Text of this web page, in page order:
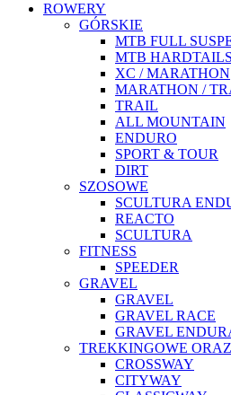
ROWERY
GÓRSKIE
MTB FULL
MTB HARDTAILS
XC / MARATHON
MARATHON /
TRAIL
ALL MOUNTAIN
ENDURO
SPORT & TOUR
DIRT
SZOSOWE
SCULTURA
REACTO
SCULTURA
FITNESS
SPEEDER
GRAVEL
GRAVEL
GRAVEL RACE
GRAVEL
TREKKINGOWE
CROSSWAY
CITYWAY